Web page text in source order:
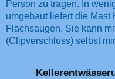
Person zu tragen. In
umgebaut liefert die
Flachsaugen. Sie kann
(Clipverschluss) selbst